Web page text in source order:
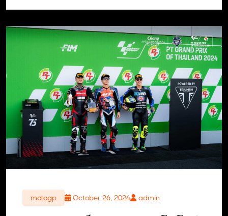
motogp October 26, 2024 admin